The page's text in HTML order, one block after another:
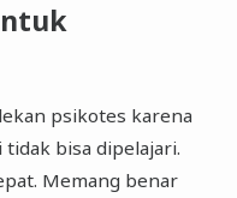
psikotes karena
bisa dipelajari.
Memang benar